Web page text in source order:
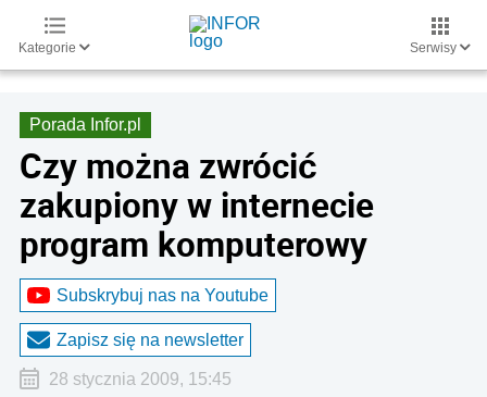
Kategorie Serwisy
Porada Infor.pl
Czy można zwrócić
zakupiony w internecie
program komputerowy
Subskrybuj nas na Youtube
Zapisz się na newsletter
28 stycznia 2009, 15:45